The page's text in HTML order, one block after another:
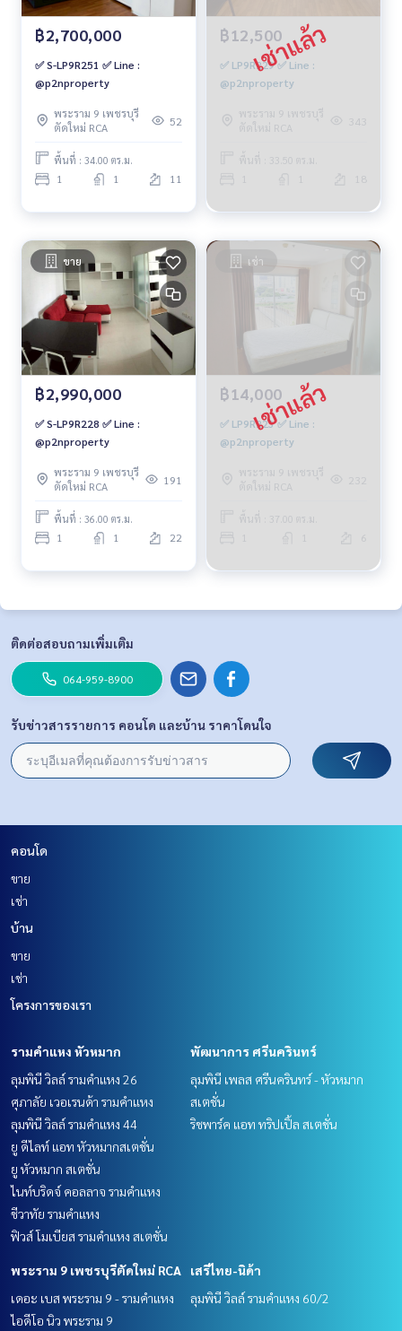
฿2,700,000
✅ S-LP9R251 ✅ Line :
@p2nproperty
พระราม 9 เพชรบุรี
ตัดใหม่ RCA
52
พื้นที่ : 34.00 ตร.ม.
1 1 11
฿12,500
✅ LP9R229 ✅ Line :
@p2nproperty
พระราม 9 เพชรบุรี
ตัดใหม่ RCA
343
พื้นที่ : 33.50 ตร.ม.
18
ขาย
฿2,990,000
✅ S-LP9R228 ✅ Line :
@p2nproperty
พระราม 9 เพชรบุรี
ตัดใหม่ RCA
191
พื้นที่ : 36.00 ตร.ม.
1 1 22
เช่า
฿14,000
✅ LP9R223 ✅ Line :
@p2nproperty
พระราม 9 เพชรบุรี
ตัดใหม่ RCA
พื้นที่ : 37.00 ตร.ม.
6
ติดต่อสอบถามเพิ่มเติม
064-959-8900
รับข่าวสารรายการ คอนโด และบ้าน ราคาโดนใจ
คอนโด
ขาย
เช่า
บ้าน
ขาย
เช่า
โครงการของเรา
รามคำแหง หัวหมาก
ลุมพินี วิลล์ รามคำแหง 26
ศุภาลัย เวอเรนด้า รามคำแหง
ลุมพินี วิลล์ รามคำแหง 44
ยู ดีไลท์ แอท หัวหมากสเตชั่น
ยู หัวหมาก สเตชั่น
ไนท์บริดจ์ คอลลาจ รามคำแหง
ชีวาทัย รามคำแหง
ฟิวส์ โมเบียส รามคำแหง สเตชั่น
พัฒนาการ ศรีนครินทร์
ลุมพินี เพลส ศรีนครินทร์ - หัวหมาก
สเตชั่น
ริชพาร์ค แอท ทริปเปิ้ล สเตชั่น
พระราม 9 เพชรบุรีตัดใหม่ RCA
เดอะ เบส พระราม 9 - รามคำแหง
ไอดีโอ นิว พระราม 9
เสรีไทย-นิด้า
ลุมพินี วิลล์ รามคำแหง 60/2